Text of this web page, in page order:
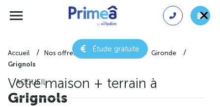
Étude gratuite
ACCUEIL
Accueil Nos offres de maison + terrain
Gironde
Grignols
Votre maison + terrain à
Grignols